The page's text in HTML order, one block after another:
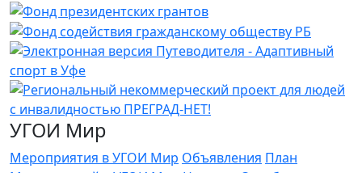
УГОИ Мир
Мероприятия в УГОИ Мир Объявления План